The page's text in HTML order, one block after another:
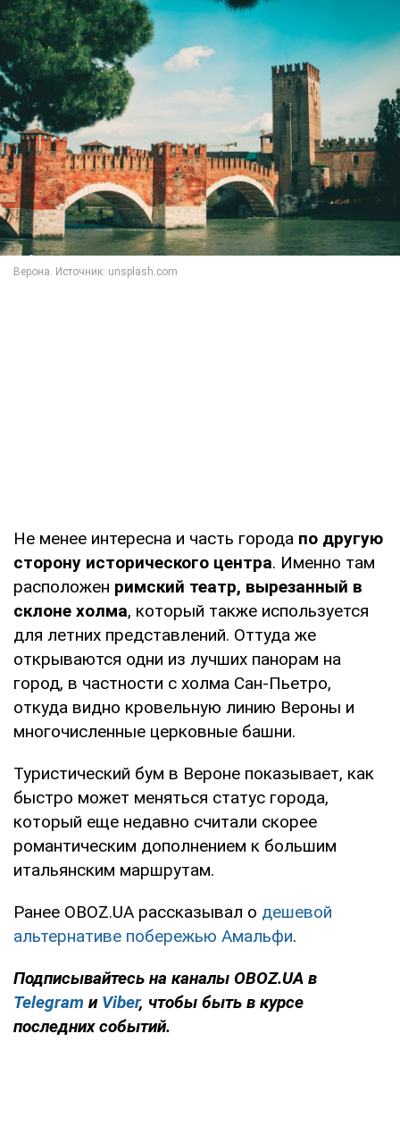
Не менее интересна и часть города по другую
сторону исторического центра. Именно там
расположен римский театр, вырезанный в
склоне холма, который также используется
для летних представлений. Оттуда же
открываются одни из лучших панорам на
город, в частности с холма Сан-Пьетро,
откуда видно кровельную линию Вероны и
многочисленные церковные башни.
Туристический бум в Вероне показывает, как
быстро может меняться статус города,
который еще недавно считали скорее
романтическим дополнением к большим
итальянским маршрутам.
Ранее OBOZ.UA рассказывал о дешевой
альтернативе побережью Амальфи.
Подписывайтесь на каналы OBOZ.UA в
Telegram и Viber, чтобы быть в курсе
последних событий.